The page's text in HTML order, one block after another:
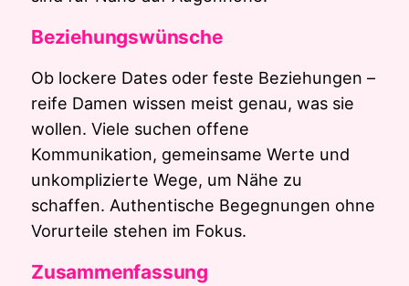
Beziehungswünsche
Ob lockere Dates oder feste Beziehungen –
reife Damen wissen meist genau, was sie
wollen. Viele suchen offene
Kommunikation, gemeinsame Werte und
unkomplizierte Wege, um Nähe zu
schaffen. Authentische Begegnungen ohne
Vorurteile stehen im Fokus.
Zusammenfassung